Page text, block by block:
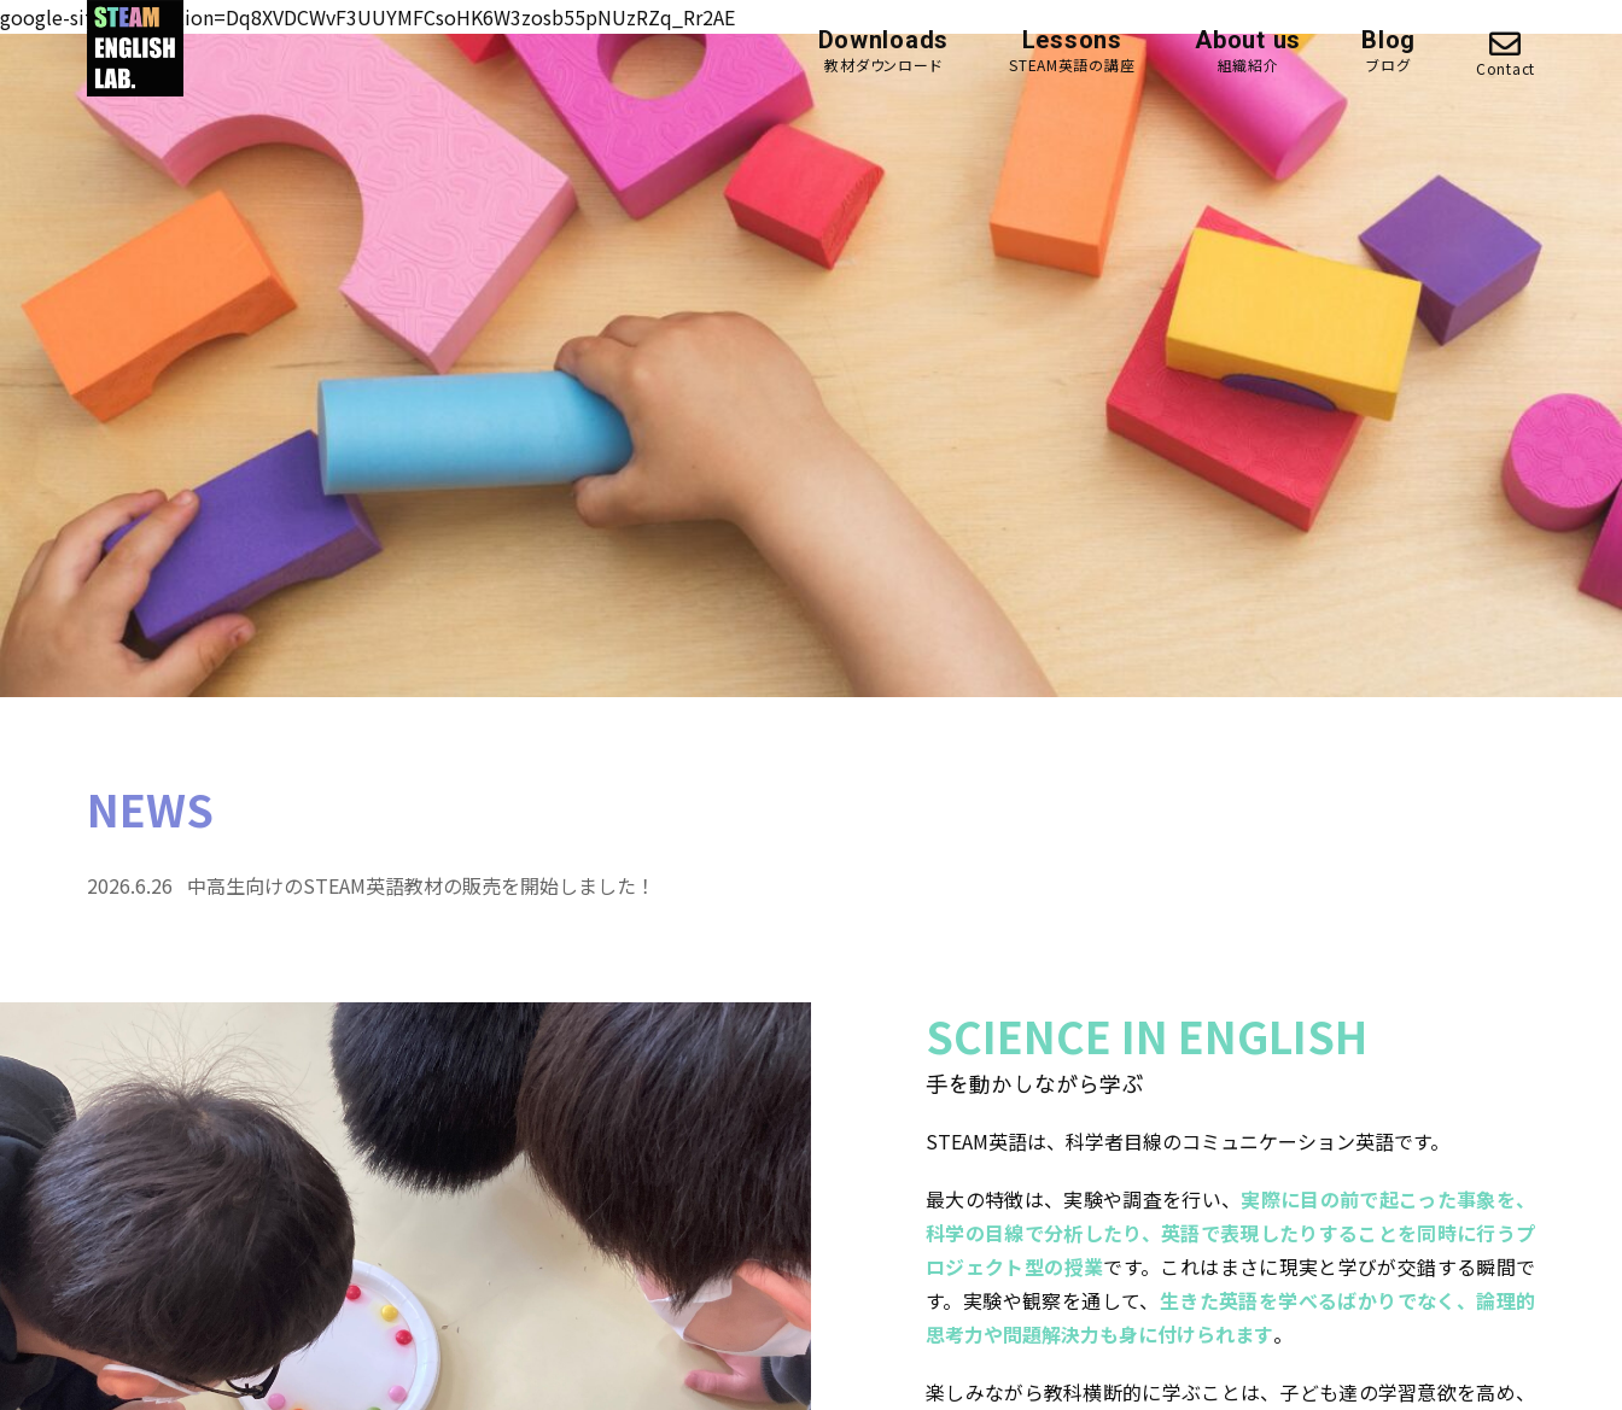
google-site-verification=Dq8XVDCWvF3UUYMFCsoHK6W3zosb55pNUzRZq_Rr2AE
Downloads
教材ダウンロード
Lessons
STEAM英語の講座
About us
組織紹介
Blog
ブログ Contact
NEWS
2026.6.26 中高生向けのSTEAM英語教材の販売を開始しました！
SCIENCE IN ENGLISH
手を動かしながら学ぶ
STEAM英語は、科学者目線のコミュニケーション英語です。
最大の特徴は、実験や調査を行い、 実際に目の前で起こった事象を、
科学の目線で分析したり、英語で表現したりすることを同時に行うプ
ロジェクト型の授業です。これはまさに現実と学びが交錯する瞬間で
す。実験や観察を通して、 生きた英語を学べるばかりでなく、論理的
思考力や問題解決力も身に付けられます。
楽しみながら教科横断的に学ぶことは、子ども達の学習意欲を高め、